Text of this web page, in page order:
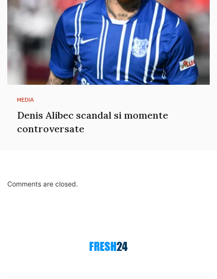
MEDIA
Denis Alibec scandal si momente
controversate
Comments are closed.